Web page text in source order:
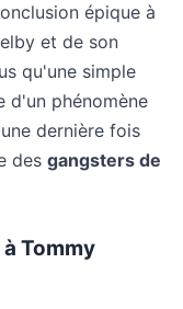
épique à
et de son
qu'une simple
d'un phénomène
dernière fois
des gangsters de
Tommy